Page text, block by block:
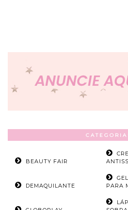
BEAUTY FAIR
DEMAQUILANTE
PARA